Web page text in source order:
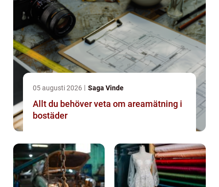
05 augusti 2026 Saga Vinde
Allt du behöver veta om areamätning i
bostäder